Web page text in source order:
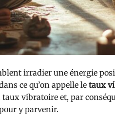
irradier une énergie
ce qu’on appelle letaux
taux vibratoire et, par
y parvenir.